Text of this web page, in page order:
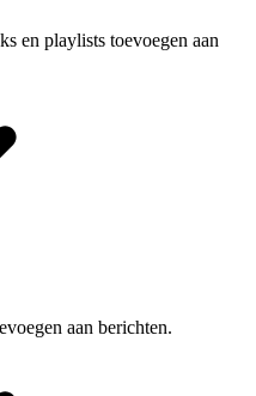
en playlists toevoegen aan
aan berichten.